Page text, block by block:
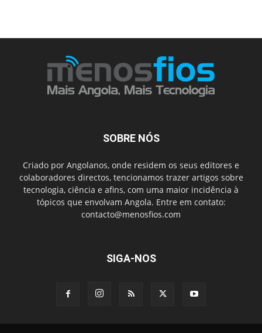
SOBRE NÓS
Criado por Angolanos, onde residem os seus editores e
colaboradores directos, tencionamos trazer artigos sobre
tecnologia, ciência e afins, com uma maior incidência à
tópicos que envolvam Angola. Entre em contato:
contacto@menosfios.com
SIGA-NOS